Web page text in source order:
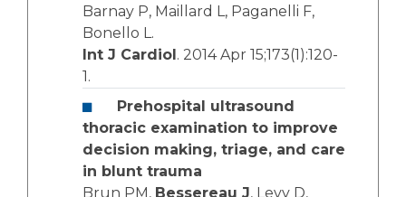
Barnay P, Maillard L, Paganelli F,
Bonello L.
Int J Cardiol . 2014 Apr 15;173(1):120-
1.
Prehospital ultrasound
thoracic examination to improve
decision making, triage, and care
in blunt trauma
Brun PM, Bessereau J, Levy D,